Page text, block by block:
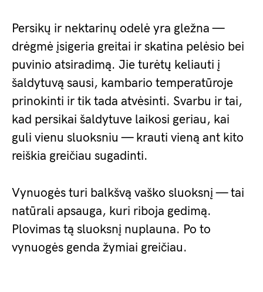
Persikų ir nektarinų odelė yra gležna —
drėgmė įsigeria greitai ir skatina pelėsio bei
puvinio atsiradimą. Jie turėtų keliauti į
šaldytuvą sausi, kambario temperatūroje
prinokinti ir tik tada atvėsinti. Svarbu ir tai,
kad persikai šaldytuve laikosi geriau, kai
guli vienu sluoksniu — krauti vieną ant kito
reiškia greičiau sugadinti.
Vynuogės turi balkšvą vaško sluoksnį — tai
natūrali apsauga, kuri riboja gedimą.
Plovimas tą sluoksnį nuplauna. Po to
vynuogės genda žymiai greičiau.